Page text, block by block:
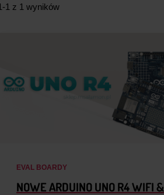
1 z 1 wyników
EVAL BOARDY
NOWE ARDUINO UNO R4 WIFI &